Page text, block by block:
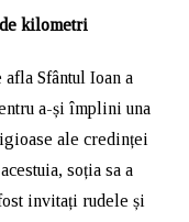
kilometri
Sfântul Ioan a
a-și împlini una
ale credinței
soția sa a
invitați rudele și